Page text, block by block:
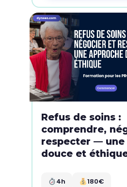
Refus de soins :
comprendre,
respecter — une
douce et
4h 180€